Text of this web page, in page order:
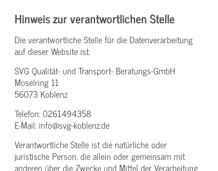
Hinweis zur verantwortlichen Stelle
Die verantwortliche Stelle für die Datenverarbeitung
auf dieser Website ist:
SVG Qualität- und Transport- Beratungs-GmbH
Moselring 11
56073 Koblenz
Telefon: 0261494358
E-Mail: info@svg-koblenz.de
Verantwortliche Stelle ist die natürliche oder
juristische Person, die allein oder gemeinsam mit
anderen über die Zwecke und Mittel der Verarbeitung